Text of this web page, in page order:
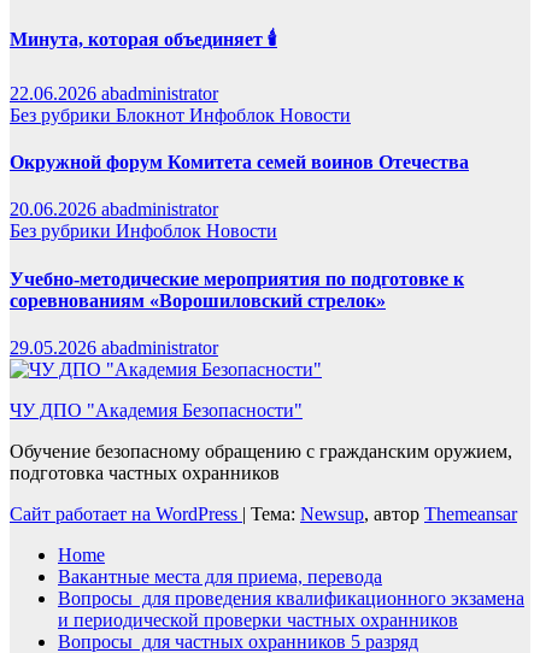
Минута, которая объединяет 🕯️
22.06.2026 abadministrator
Без рубрики Блокнот Инфоблок Новости
Окружной форум Комитета семей воинов Отечества
20.06.2026 abadministrator
Без рубрики Инфоблок Новости
Учебно-методические мероприятия по подготовке к
соревнованиям «Ворошиловский стрелок»
29.05.2026 abadministrator
ЧУ ДПО "Академия Безопасности"
Обучение безопасному обращению с гражданским оружием,
подготовка частных охранников
Сайт работает на WordPress | Тема: Newsup, автор Themeansar
Home
Вакантные места для приема, перевода
Вопросы для проведения квалификационного экзамена
и периодической проверки частных охранников
Вопросы для частных охранников 5 разряд